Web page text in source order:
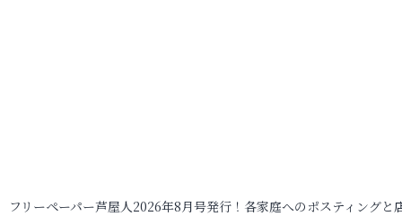
フリーペーパー芦屋人2026年8月号発行！各家庭へのポスティングと